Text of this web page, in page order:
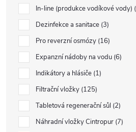
In-line (produkce vodíkové vody)
Dezinfekce a sanitace 3
Pro reverzní osmózy 16
Expanzní nádoby na vodu 6
Indikátory a hlásiče 1
Filtrační vložky 125
Tabletová regenerační sůl 2
Náhradní vložky Cintropur 7